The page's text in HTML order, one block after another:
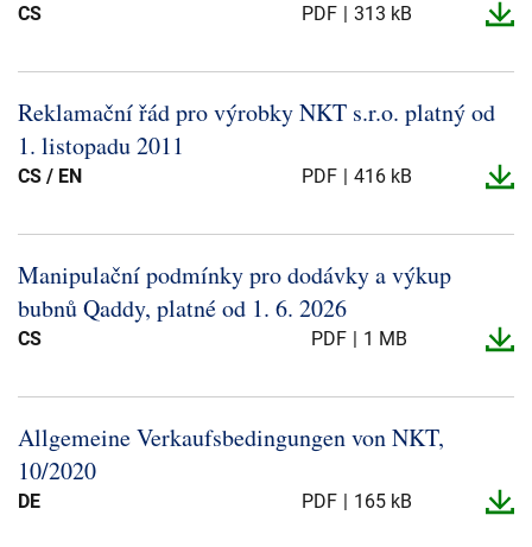
CS PDF 313 kB
Reklamační řád pro výrobky NKT s.​r.​o.​ platný od
1.​ listopadu 2011
CS / EN PDF 416 kB
Manipulační podmínky pro dodávky a výkup
bubnů Qaddy, platné od 1.​ 6.​ 2026
CS PDF 1 MB
Allgemeine Verkaufsbedingungen von NKT,
10/2020
DE PDF 165 kB